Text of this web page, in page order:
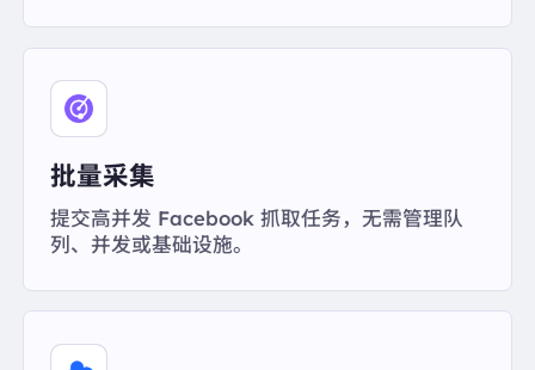
批量采集
提交高并发 Facebook 抓取任务，无需管理队
列、并发或基础设施。